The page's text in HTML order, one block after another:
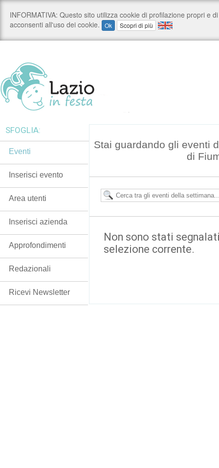
Stai guardando gli eventi
di
Non sono stati
selezione corrente.
SFOGLIA:
Eventi
Inserisci evento
Area utenti
Inserisci azienda
Approfondimenti
Redazionali
Ricevi Newsletter